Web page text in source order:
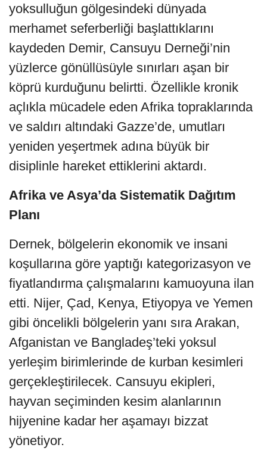
yoksulluğun gölgesindeki dünyada
merhamet seferberliği başlattıklarını
kaydeden Demir, Cansuyu Derneği’nin
yüzlerce gönüllüsüyle sınırları aşan bir
köprü kurduğunu belirtti. Özellikle kronik
açlıkla mücadele eden Afrika topraklarında
ve saldırı altındaki Gazze’de, umutları
yeniden yeşertmek adına büyük bir
disiplinle hareket ettiklerini aktardı.
Afrika ve Asya’da Sistematik Dağıtım
Planı
Dernek, bölgelerin ekonomik ve insani
koşullarına göre yaptığı kategorizasyon ve
fiyatlandırma çalışmalarını kamuoyuna ilan
etti. Nijer, Çad, Kenya, Etiyopya ve Yemen
gibi öncelikli bölgelerin yanı sıra Arakan,
Afganistan ve Bangladeş’teki yoksul
yerleşim birimlerinde de kurban kesimleri
gerçekleştirilecek. Cansuyu ekipleri,
hayvan seçiminden kesim alanlarının
hijyenine kadar her aşamayı bizzat
yönetiyor.